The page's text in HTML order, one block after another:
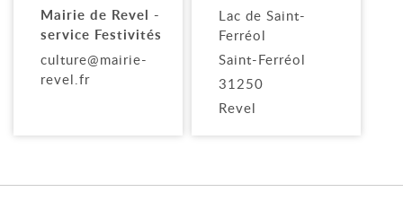
Mairie de Revel -
service Festivités
culture@mairie-
revel.fr
Lac de Saint-
Ferréol
Saint-Ferréol
31250
Revel